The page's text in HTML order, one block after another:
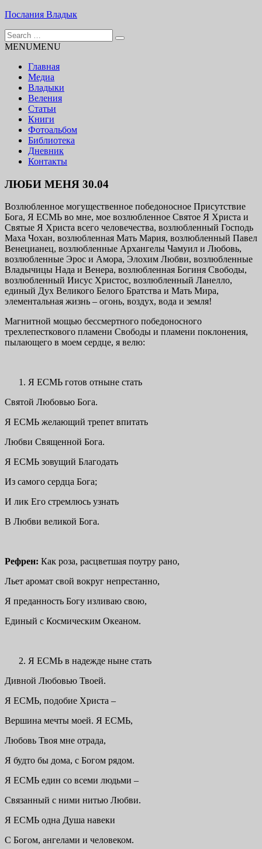
Skip
content
Послания Владык
Основу сайта представляют Послания, или Диктовки,
Search
for:
MENUMENU
Главная
Медиа
Владыки
Веления
Статьи
Книги
Фотоальбом
Библиотека
Дневник
Контакты
ЛЮБИ МЕНЯ 30.04
Возлюбленное могущественное победоносное Присутствие
Бога, Я ЕСМЬ во мне, мое возлюбленное Святое Я Христа и
Святые Я Христа всего человечества, возлюбленный Господь
Маха Чохан, возлюбленная Мать Мария, возлюбленный Павел
Венецианец, возлюбленные Архангелы Чамуил и Любовь,
возлюбленные Эрос и Амора, Элохим Любви, возлюбленные
Владычицы Нада и Венера, возлюбленная Богиня Свободы,
возлюбленный Иисус Христос, возлюбленный Ланелло,
единый Дух Великого Белого Братства и Мать Мира,
элементальная жизнь – огонь, воздух, вода и земля!
Магнитной мощью бессмертного победоносного
трехлепесткового пламени Свободы и пламени поклонения,
пылающего в моем сердце, я велю:
Я ЕСМЬ готов отныне стать
Святой Любовью Бога.
Я ЕСМЬ желающий трепет впитать
Любви Священной Бога.
Я ЕСМЬ зовущий Благодать
Из самого сердца Бога;
И лик Его стремлюсь узнать
В Любви великой Бога.
Рефрен: Как роза, расцветшая поутру рано,
Льет аромат свой вокруг непрестанно,
Я преданность Богу изливаю свою,
Единый с Космическим Океаном.
Я ЕСМЬ в надежде ныне стать
Дивной Любовью Твоей.
Я ЕСМЬ, подобие Христа –
Вершина мечты моей. Я ЕСМЬ,
Любовь Твоя мне отрада,
Я будто бы дома, с Богом рядом.
Я ЕСМЬ един со всеми людьми –
Связанный с ними нитью Любви.
Я ЕСМЬ одна Душа навеки
С Богом, ангелами и человеком.